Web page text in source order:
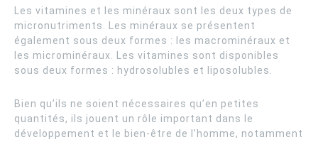
Les vitamines et les minéraux sont les deux types de
micronutriments. Les minéraux se présentent
également sous deux formes : les macrominéraux et
les microminéraux. Les vitamines sont disponibles
sous deux formes : hydrosolubles et liposolubles.
Bien qu’ils ne soient nécessaires qu’en petites
quantités, ils jouent un rôle important dans le
développement et le bien-être de l’homme, notamment